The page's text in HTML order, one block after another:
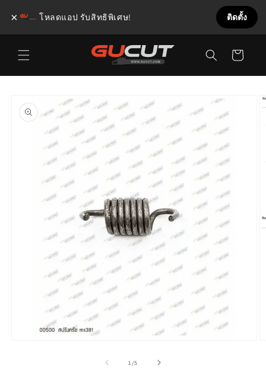
ข้ามไป
ยัง
เนื้อหา
สินค้า
ยังข้อมูล
สินค้า
1 /จาก
5
× โหลดแอป รับสิทธิพิเศษ! ติดตั้ง